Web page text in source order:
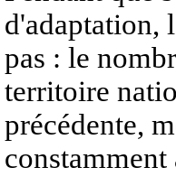
d'adaptation,
pas : le
territoire
précédente,
constamment